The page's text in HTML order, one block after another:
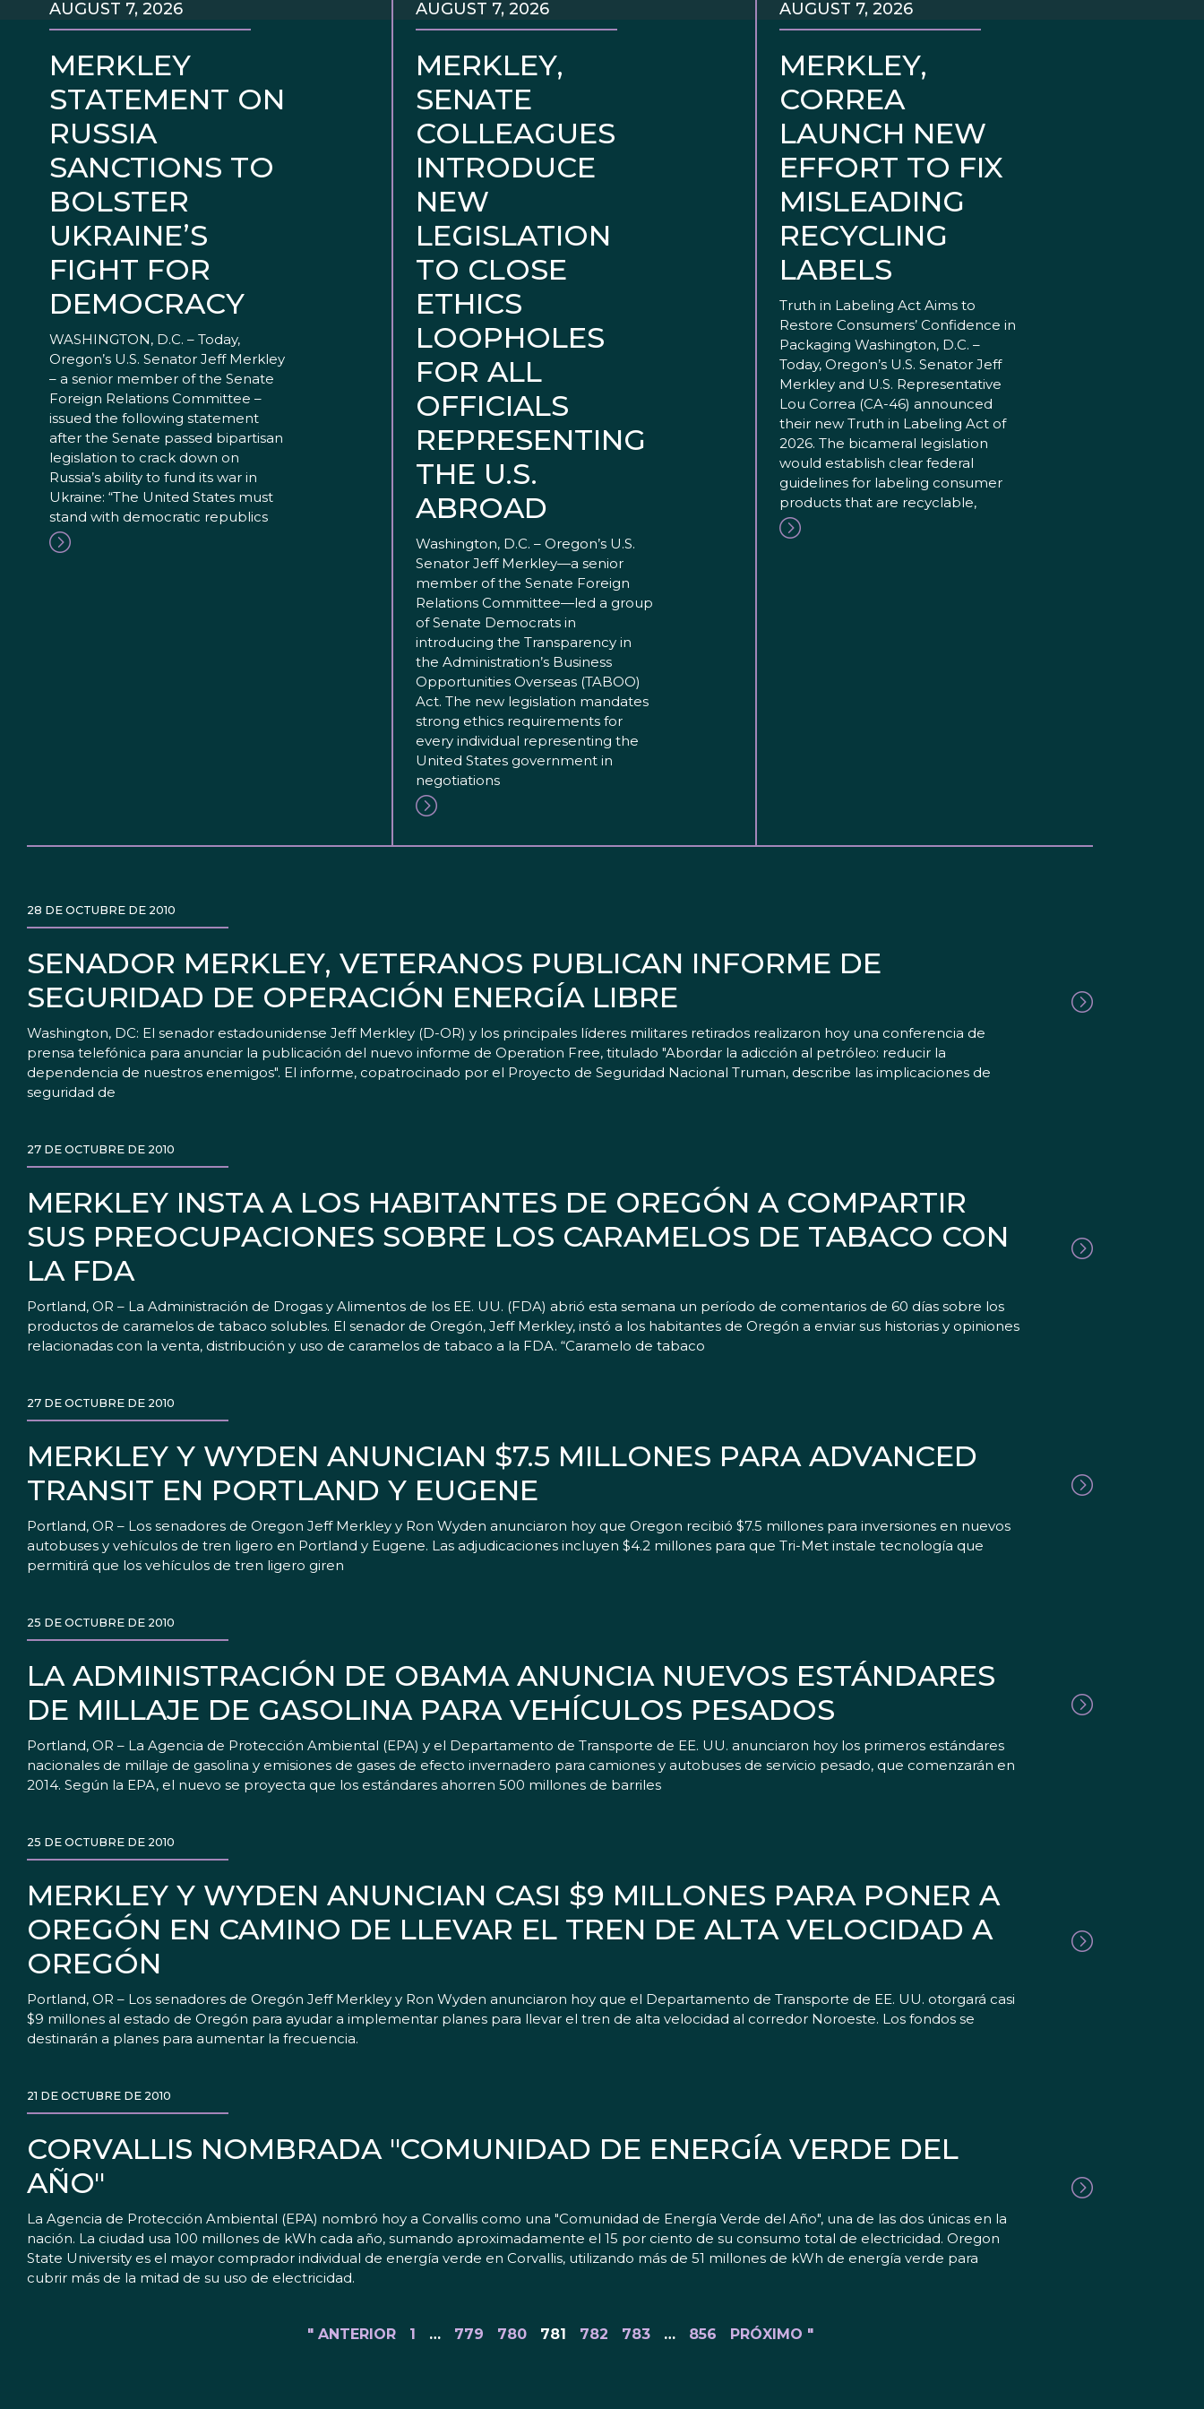
MERKLEY
STATEMENT ON
RUSSIA
SANCTIONS TO
BOLSTER
UKRAINE’S
FIGHT FOR
DEMOCRACY
AUGUST 7, 2026
WASHINGTON, D.C. – Today,
Oregon’s U.S. Senator Jeff Merkley
– a senior member of the Senate
Foreign Relations Committee –
issued the following statement
after the Senate passed bipartisan
legislation to crack down on
Russia’s ability to fund its war in
Ukraine: “The United States must
stand with democratic republics
MERKLEY,
SENATE
COLLEAGUES
INTRODUCE
NEW
LEGISLATION
TO CLOSE
ETHICS
LOOPHOLES
FOR ALL
OFFICIALS
REPRESENTING
THE U.S.
ABROAD
AUGUST 7, 2026
Washington, D.C. – Oregon’s U.S.
Senator Jeff Merkley—a senior
member of the Senate Foreign
Relations Committee—led a group
of Senate Democrats in
introducing the Transparency in
the Administration’s Business
Opportunities Overseas (TABOO)
Act. The new legislation mandates
strong ethics requirements for
every individual representing the
United States government in
negotiations
MERKLEY,
CORREA
LAUNCH NEW
EFFORT TO FIX
MISLEADING
RECYCLING
LABELS
AUGUST 7, 2026
Truth in Labeling Act Aims to
Restore Consumers’ Confidence in
Packaging Washington, D.C. –
Today, Oregon’s U.S. Senator Jeff
Merkley and U.S. Representative
Lou Correa (CA-46) announced
their new Truth in Labeling Act of
2026. The bicameral legislation
would establish clear federal
guidelines for labeling consumer
products that are recyclable,
SENADOR MERKLEY, VETERANOS PUBLICAN INFORME DE
SEGURIDAD DE OPERACIÓN ENERGÍA LIBRE
28 DE OCTUBRE DE 2010
Washington, DC: El senador estadounidense Jeff Merkley (D-OR) y los principales líderes militares retirados realizaron hoy una conferencia de
prensa telefónica para anunciar la publicación del nuevo informe de Operation Free, titulado "Abordar la adicción al petróleo: reducir la
dependencia de nuestros enemigos". El informe, copatrocinado por el Proyecto de Seguridad Nacional Truman, describe las implicaciones de
seguridad de
MERKLEY INSTA A LOS HABITANTES DE OREGÓN A COMPARTIR
SUS PREOCUPACIONES SOBRE LOS CARAMELOS DE TABACO CON
LA FDA
27 DE OCTUBRE DE 2010
Portland, OR – La Administración de Drogas y Alimentos de los EE. UU. (FDA) abrió esta semana un período de comentarios de 60 días sobre los
productos de caramelos de tabaco solubles. El senador de Oregón, Jeff Merkley, instó a los habitantes de Oregón a enviar sus historias y opiniones
relacionadas con la venta, distribución y uso de caramelos de tabaco a la FDA. “Caramelo de tabaco
MERKLEY Y WYDEN ANUNCIAN $7.5 MILLONES PARA ADVANCED
TRANSIT EN PORTLAND Y EUGENE
27 DE OCTUBRE DE 2010
Portland, OR – Los senadores de Oregon Jeff Merkley y Ron Wyden anunciaron hoy que Oregon recibió $7.5 millones para inversiones en nuevos
autobuses y vehículos de tren ligero en Portland y Eugene. Las adjudicaciones incluyen $4.2 millones para que Tri-Met instale tecnología que
permitirá que los vehículos de tren ligero giren
LA ADMINISTRACIÓN DE OBAMA ANUNCIA NUEVOS ESTÁNDARES
DE MILLAJE DE GASOLINA PARA VEHÍCULOS PESADOS
25 DE OCTUBRE DE 2010
Portland, OR – La Agencia de Protección Ambiental (EPA) y el Departamento de Transporte de EE. UU. anunciaron hoy los primeros estándares
nacionales de millaje de gasolina y emisiones de gases de efecto invernadero para camiones y autobuses de servicio pesado, que comenzarán en
2014. Según la EPA, el nuevo se proyecta que los estándares ahorren 500 millones de barriles
MERKLEY Y WYDEN ANUNCIAN CASI $9 MILLONES PARA PONER A
OREGÓN EN CAMINO DE LLEVAR EL TREN DE ALTA VELOCIDAD A
OREGÓN
25 DE OCTUBRE DE 2010
Portland, OR – Los senadores de Oregón Jeff Merkley y Ron Wyden anunciaron hoy que el Departamento de Transporte de EE. UU. otorgará casi
$9 millones al estado de Oregón para ayudar a implementar planes para llevar el tren de alta velocidad al corredor Noroeste. Los fondos se
destinarán a planes para aumentar la frecuencia.
CORVALLIS NOMBRADA "COMUNIDAD DE ENERGÍA VERDE DEL
AÑO"
21 DE OCTUBRE DE 2010
La Agencia de Protección Ambiental (EPA) nombró hoy a Corvallis como una "Comunidad de Energía Verde del Año", una de las dos únicas en la
nación. La ciudad usa 100 millones de kWh cada año, sumando aproximadamente el 15 por ciento de su consumo total de electricidad. Oregon
State University es el mayor comprador individual de energía verde en Corvallis, utilizando más de 51 millones de kWh de energía verde para
cubrir más de la mitad de su uso de electricidad.
" ANTERIOR 1 … 779 780 781 782 783 … 856 PRÓXIMO "